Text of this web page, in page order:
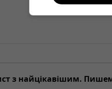
з найцікавішим.